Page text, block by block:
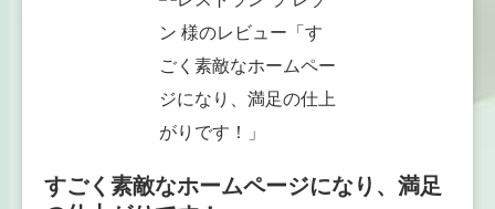
すごく素敵なホームページになり、満足